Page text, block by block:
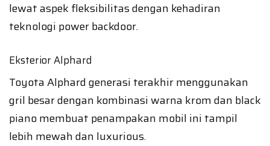
lewat aspek fleksibilitas dengan kehadiran
teknologi power backdoor.
Eksterior Alphard
Toyota Alphard generasi terakhir menggunakan
gril besar dengan kombinasi warna krom dan black
piano membuat penampakan mobil ini tampil
lebih mewah dan luxurious.